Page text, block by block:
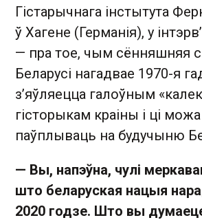
Гістарычнага інстытута
ў Хагене (Германія), у
— пра тое, чым сённяшняя
Беларусі нагадвае 1970-я
з’яўляецца галоўным
гісторыкам краіны і ці
паўплываць на будучыню
— Вы, напэўна, чулі
што беларуская нацыя
2020 годзе. Што вы